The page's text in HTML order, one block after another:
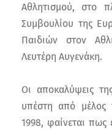
Αθλητισμού, στο
Συμβουλίου της
Παιδιών στον
Λευτέρη Αυγενάκη.
Οι αποκαλύψεις
υπέστη από μέλος
1998, φαίνεται πως